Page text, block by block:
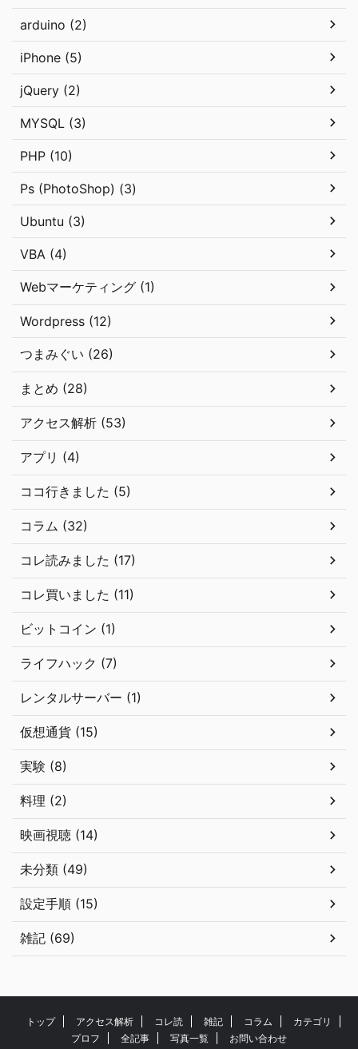
arduino (2)
iPhone (5)
jQuery (2)
MYSQL (3)
PHP (10)
Ps (PhotoShop) (3)
Ubuntu (3)
VBA (4)
Webマーケティング (1)
Wordpress (12)
つまみぐい (26)
まとめ (28)
アクセス解析 (53)
アプリ (4)
ココ行きました (5)
コラム (32)
コレ読みました (17)
コレ買いました (11)
ビットコイン (1)
ライフハック (7)
レンタルサーバー (1)
仮想通貨 (15)
実験 (8)
料理 (2)
映画視聴 (14)
未分類 (49)
設定手順 (15)
雑記 (69)
トップ アクセス解析 コレ読 雑記 コラム
カテゴリ
プロフ
全記事 写真一覧 お問い合わせ